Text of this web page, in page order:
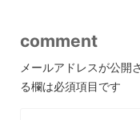
comment
メールアドレスが公開
る欄は必須項目です